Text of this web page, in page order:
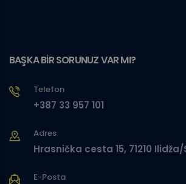
BAŞKA BİR SORUNUZ VAR MI?
Telefon
+387 33 957 101
Adres
Hrasnička cesta 15, 71210
E-Posta